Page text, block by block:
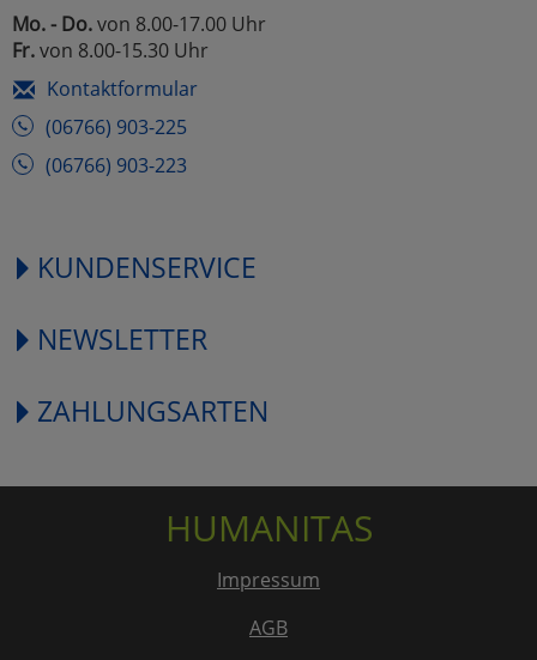
Mo. - Do.von 8.00-17.00 Uhr
Fr.von 8.00-15.30 Uhr
Kontaktformular
(06766) 903-225
(06766) 903-223
KUNDENSERVICE
NEWSLETTER
ZAHLUNGSARTEN
HUMANITAS
Impressum
AGB